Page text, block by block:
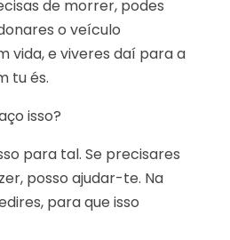
de morrer, podes
o veículo
vida, e viveres daí para a
tu és.
isso?
para tal. Se precisares
posso ajudar-te. Na
para que isso